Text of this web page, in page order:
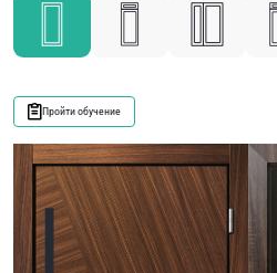
Пройти обучение